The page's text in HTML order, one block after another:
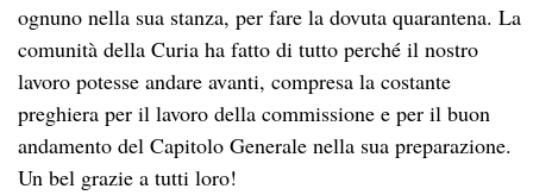
ognuno nella sua stanza, per fare la dovuta quarantena. La
comunità della Curia ha fatto di tutto perché il nostro
lavoro potesse andare avanti, compresa la costante
preghiera per il lavoro della commissione e per il buon
andamento del Capitolo Generale nella sua preparazione.
Un bel grazie a tutti loro!